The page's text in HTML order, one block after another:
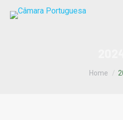
You are
Home